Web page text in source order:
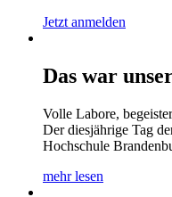
Jetzt anmelden
Das war
Volle Labore,
Der diesjährige Tag
Hochschule
mehr lesen